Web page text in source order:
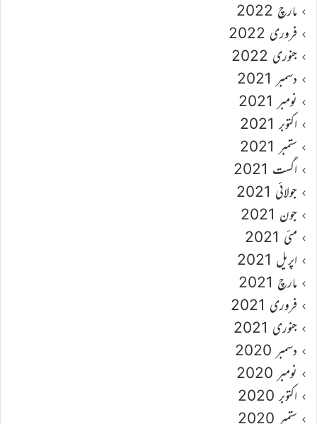
مارچ 2022
فروری 2022
جنوری 2022
دسمبر 2021
نومبر 2021
اکتوبر 2021
ستمبر 2021
اگست 2021
جولائی 2021
جون 2021
مئی 2021
اپریل 2021
مارچ 2021
فروری 2021
جنوری 2021
دسمبر 2020
نومبر 2020
اکتوبر 2020
ستمبر 2020